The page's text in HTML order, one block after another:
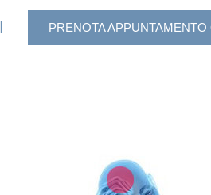
PRENOTA APPUNTAMENTO